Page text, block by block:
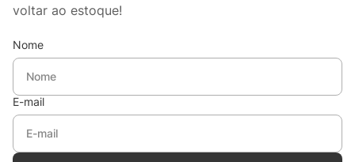
voltar ao estoque!
Nome
E-mail